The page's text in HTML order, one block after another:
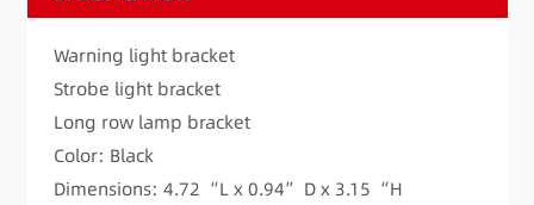
Warning light bracket
Strobe light bracket
Long row lamp bracket
Color: Black
Dimensions: 4.72 “L x 0.94” D x 3.15 “H